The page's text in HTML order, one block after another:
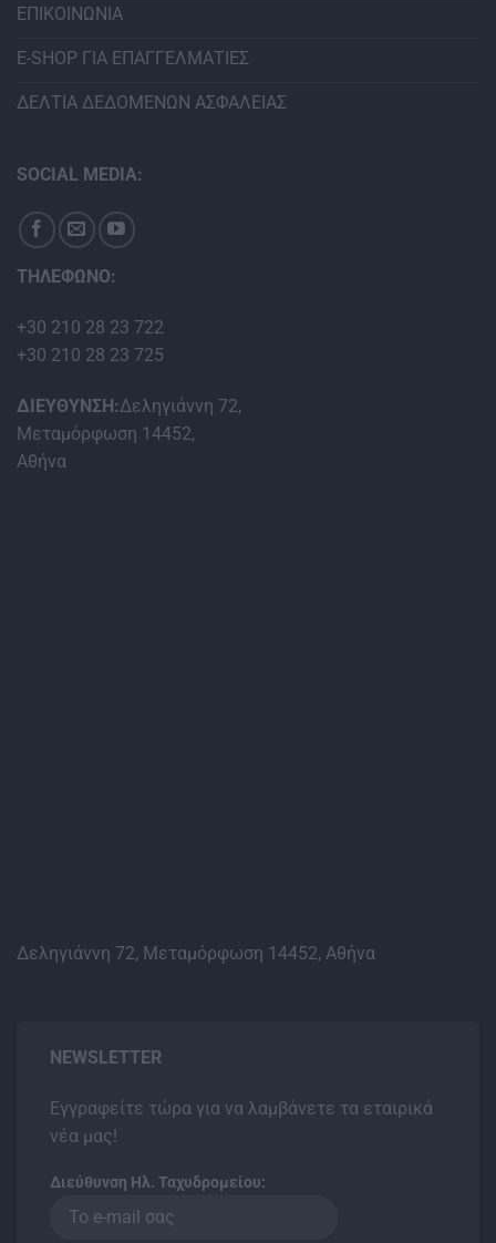
ΕΠΙΚΟΙΝΩΝΙΑ
E-SHOP ΓΙΑ ΕΠΑΓΓΕΛΜΑΤΙΕΣ
ΔΕΛΤΙΑ ΔΕΔΟΜΕΝΩΝ ΑΣΦΑΛΕΙΑΣ
SOCIAL MEDIA:
ΤΗΛΕΦΩΝΟ:
+30 210 28 23 722
+30 210 28 23 725
ΔΙΕΥΘΥΝΣΗ:Δεληγιάννη 72,
Μεταμόρφωση 14452,
Αθήνα
Δεληγιάννη 72, Μεταμόρφωση 14452, Αθήνα
NEWSLETTER
Εγγραφείτε τώρα για να λαμβάνετε τα εταιρικά
νέα μας!
Διεύθυνση Ηλ. Ταχυδρομείου: